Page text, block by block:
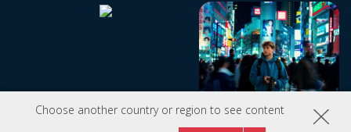
Choose another country or region to see content